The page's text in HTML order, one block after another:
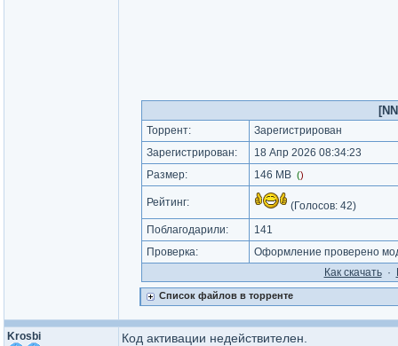
Торрент:
Зарегистрирован
Зарегистрирован:
18 Апр 2026 08:34:23
Размер:
146 MB ()
Рейтинг: (Голосов: 42)
Поблагодарили:
141
Проверка:
Оформление проверено
Как cкачать·
Список файлов в торренте
Krosbi Код активации недействителен.